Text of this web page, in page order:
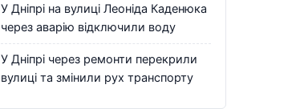
У Дніпрі на вулиці Леоніда Каденюка
через аварію відключили воду
У Дніпрі через ремонти перекрили
вулиці та змінили рух транспорту